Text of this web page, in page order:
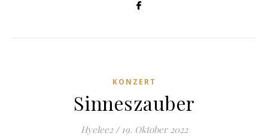
KONZERT
Sinneszauber
Hyelee2 / 19. Oktober 2022